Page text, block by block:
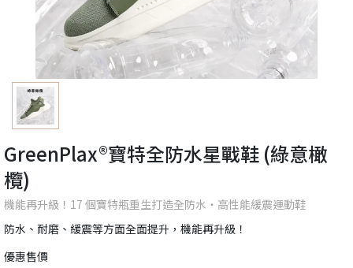
GreenPlax®寶特全防水星戰鞋 (綠意橄
欖)
機能再升級！17 個寶特瓶重生打造全防水・高性能緩震運動鞋
防水、耐磨、緩震等方面全面提升，機能再升級！
優惠售價